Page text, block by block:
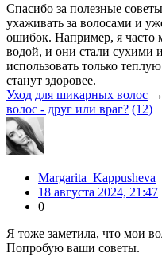
Спасибо за полезные
ухаживать за волосами и
ошибок. Например, я часто
водой, и они стали сухими
использовать только
станут здоровее.
Уход для шикарных волос →
волос - друг или враг? (12)
Margarita_Kappusheva
18 августа 2024, 21:47
0
Я тоже заметила, что мои
Попробую ваши советы.